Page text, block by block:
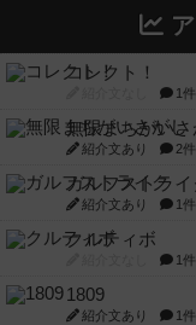
コレクト！
1
無限まちがいさ
紹介文あり 2
ガルフストライ
紹介文あり 1
クルティボ
1
1809
紹介文あり 1